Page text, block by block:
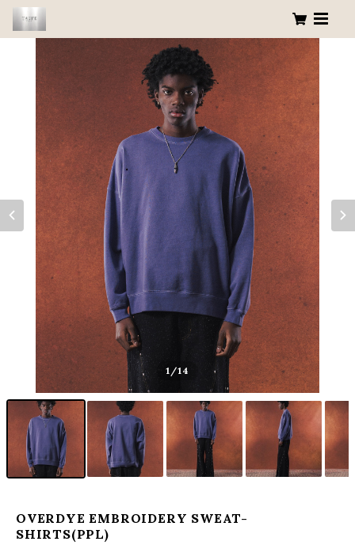
1 /14
OVERDYE EMBROIDERY SWEAT-
SHIRTS(PPL)